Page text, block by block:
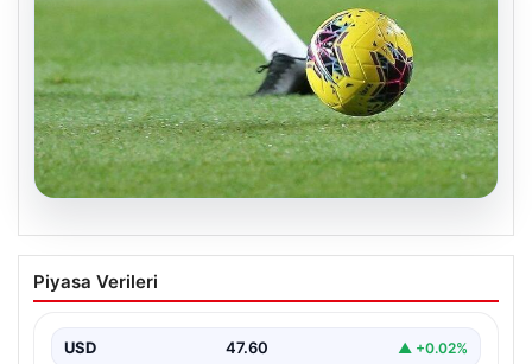
05.08.2026
04 Ağustos 2026 Salı Günkü Maç
Programı ve Yayın Akışları
oldukça hareketli ve heyecan verici bir…
Piyasa Verileri
USD 47.60 ▲ +0.02%